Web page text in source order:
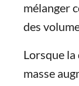
mélanger
des
Lorsque la
masse